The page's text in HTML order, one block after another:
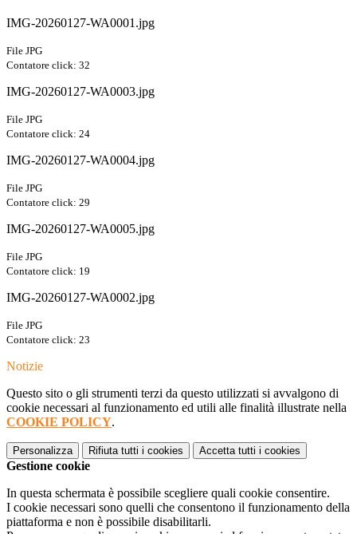
IMG-20260127-WA0001.jpg
File JPG
Contatore click: 32
IMG-20260127-WA0003.jpg
File JPG
Contatore click: 24
IMG-20260127-WA0004.jpg
File JPG
Contatore click: 29
IMG-20260127-WA0005.jpg
File JPG
Contatore click: 19
IMG-20260127-WA0002.jpg
File JPG
Contatore click: 23
Notizie
Questo sito o gli strumenti terzi da questo utilizzati si avvalgono di
cookie necessari al funzionamento ed utili alle finalità illustrate nella
COOKIE POLICY.
Personalizza Rifiuta tutti i cookies Accetta tutti i cookies
Gestione cookie
In questa schermata è possibile scegliere quali cookie consentire.
I cookie necessari sono quelli che consentono il funzionamento della
piattaforma e non è possibile disabilitarli.